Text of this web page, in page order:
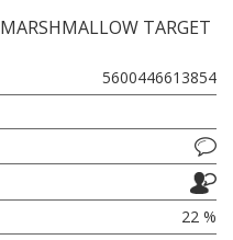
TARGET
5600446613854
22 %